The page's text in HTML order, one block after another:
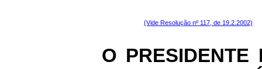
(Vide Resolução nº 117, de 19.2.2002)
O PRESIDENTE